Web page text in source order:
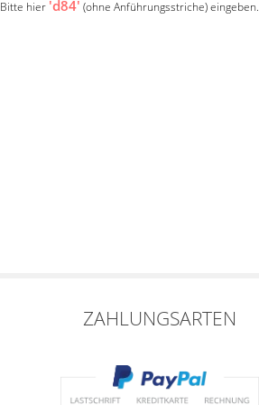
Bitte hier 'd84' (ohne Anführungsstriche) eingeben.
ZAHLUNGSARTEN